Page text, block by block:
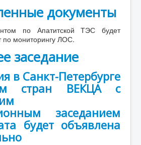
документы
по Апатитской ТЭС будет
по мониторингу ЛОС.
заседание
в Санкт-Петербурге
стран ВЕКЦА с
заседанием
будет объявлена